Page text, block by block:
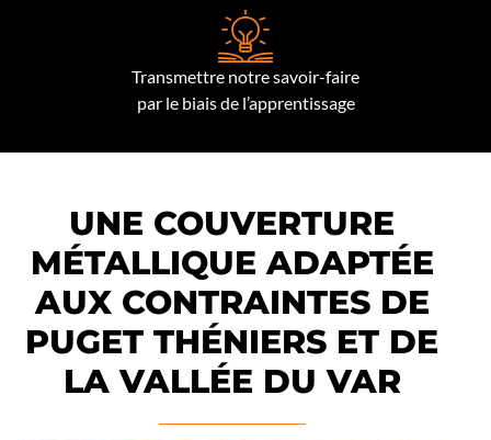
Transmettre notre savoir-faire
par le biais de l’apprentissage
UNE COUVERTURE
MÉTALLIQUE ADAPTÉE
AUX CONTRAINTES DE
PUGET THÉNIERS ET DE
LA VALLÉE DU VAR